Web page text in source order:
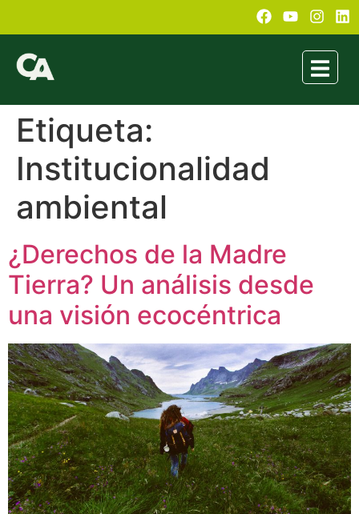
Etiqueta:
Institucionalidad
ambiental
¿Derechos de la Madre
Tierra? Un análisis desde
una visión ecocéntrica